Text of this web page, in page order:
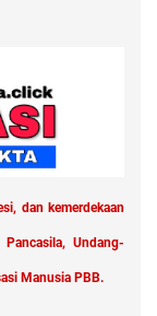
dan kemerdekaan
Undang-
Manusia PBB.